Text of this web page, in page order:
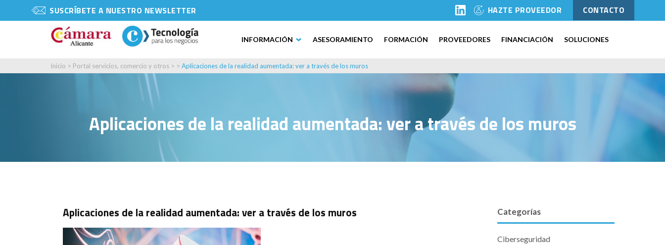
SUSCRÍBETE A NUESTRO NEWSLETTER HAZTE PROVEEDOR CONTACTO
INFORMACIÓN ASESORAMIENTO FORMACIÓN PROVEEDORES FINANCIACIÓN SOLUCIONES
Inicio > Portal servicios, comercio y otros > > Aplicaciones de la realidad aumentada: ver a través de los muros
Aplicaciones de la realidad aumentada: ver a través de los muros
Aplicaciones de la realidad aumentada: ver a través de los muros Categorías
Ciberseguridad